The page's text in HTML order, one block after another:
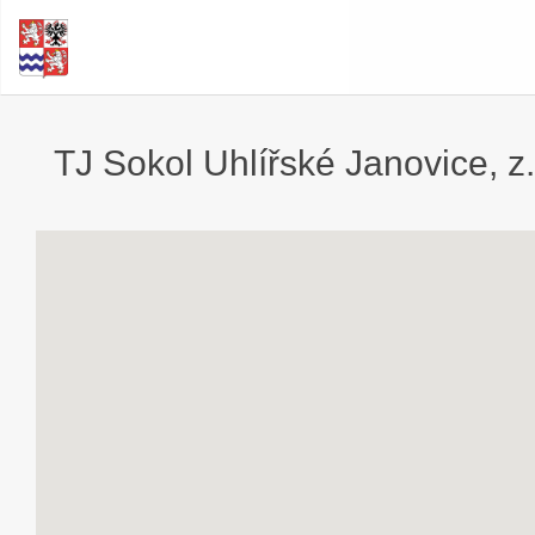
TJ Sokol Uhlířské Janovice,